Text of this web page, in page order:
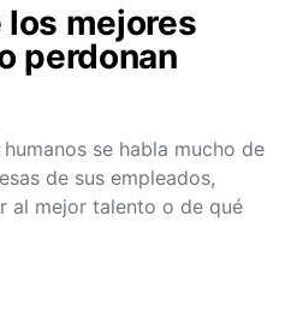
los mejores
perdonan
se habla mucho de
de sus empleados,
al mejor talento o de qué